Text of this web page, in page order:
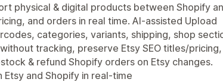
physical & digital products between Shopify
and orders in real time. AI-assisted Upload
categories, variants, shipping, shop
tracking, preserve Etsy SEO titles/pricing,
& refund Shopify orders on Etsy changes.
and Shopify in real-time